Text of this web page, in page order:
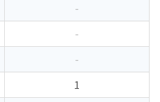
-
-
-
1